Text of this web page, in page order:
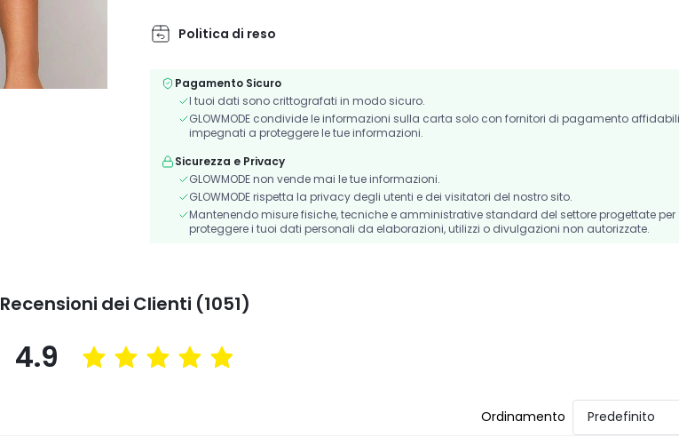
Politica di reso
Pagamento Sicuro
I tuoi dati sono crittografati in modo sicuro.
GLOWMODE condivide le informazioni sulla carta solo con fornitori di pagamento affidabili
impegnati a proteggere le tue informazioni.
Sicurezza e Privacy
GLOWMODE non vende mai le tue informazioni.
GLOWMODE rispetta la privacy degli utenti e dei visitatori del nostro sito.
Mantenendo misure fisiche, tecniche e amministrative standard del settore progettate per
proteggere i tuoi dati personali da elaborazioni, utilizzi o divulgazioni non autorizzate.
Recensioni dei Clienti (1051)
4.9
Ordinamento Predefinito